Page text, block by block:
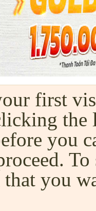
first
the
you
you